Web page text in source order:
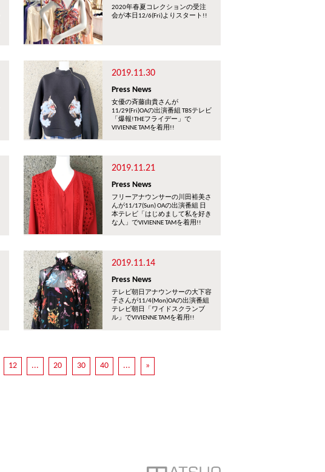
2020年春夏コレクションの受注
会が本日12/6(Fri)よりスタート!!
2019.11.30
Press News
女優の斉藤由貴さんが
11/29(Fri)OAの出演番組 TBSテレビ
「爆報!THEフライデー」で
VIVIENNE TAMを着用!!
2019.11.21
Press News
フリーアナウンサーの川田裕美さ
んが11/17(Sun) OAの出演番組 日
本テレビ「はじめまして私を好き
な人」でVIVIENNE TAMを着用!!
2019.11.14
Press News
テレビ朝日アナウンサーの大下容
子さんが11/4(Mon)OAの出演番組
テレビ朝日「ワイドスクランブ
ル」でVIVIENNE TAMを着用!!
12 ... 20 30 40 ... »